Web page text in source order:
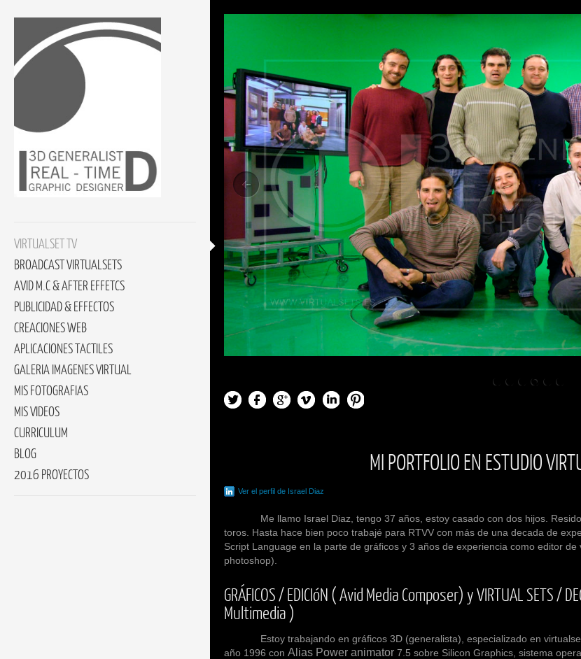
VIRTUALSET TV
BROADCAST VIRTUALSETS
AVID M.C & AFTER EFFETCS
PUBLICIDAD & EFFECTOS
CREACIONES WEB
APLICACIONES TACTILES
GALERIA IMAGENES VIRTUAL
MIS FOTOGRAFIAS
MIS VIDEOS
CURRICULUM
BLOG
2016 PROYECTOS
MI PORTFOLIO EN ESTUDIO
Ver el perfil de Israel Diaz
Me llamo Israel Diaz , tengo 37 años, estoy casado con dos hijos.
toros. Hasta hace bien poco trabajé para RTVV con más de una decada de
Script Language en la parte de gráficos y 3 años de experiencia como editor
photoshop).
GRÁFICOS / EDICIóN ( Avid Media Composer) y VIRTUAL SETS /
Multimedia )
Estoy trabajando en gráficos 3D (generalista), especializado en
año 1996 con Alias Power animator 7.5 sobre Silicon Graphics, sistema